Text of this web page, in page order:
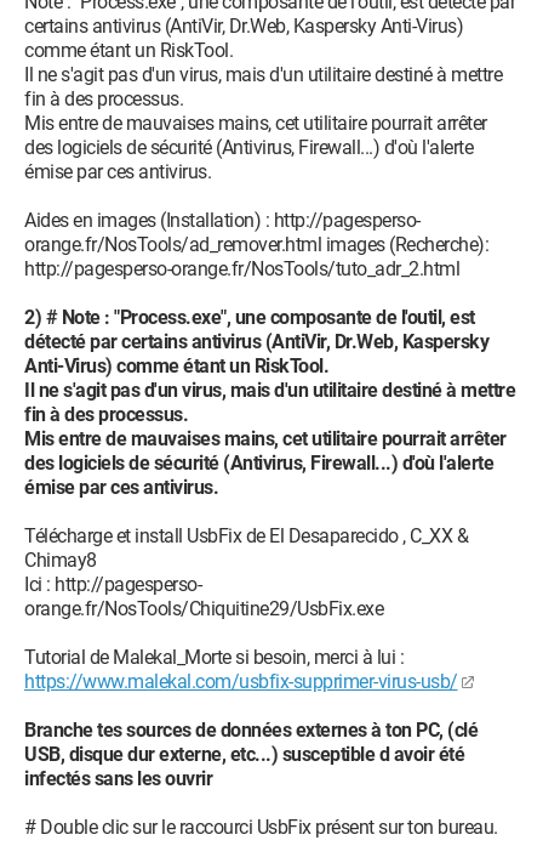
certains antivirus (AntiVir, Dr.Web, Kaspersky Anti-Virus)
comme étant un RiskTool.
Il ne s'agit pas d'un virus, mais d'un utilitaire destiné à mettre
fin à des processus.
Mis entre de mauvaises mains, cet utilitaire pourrait arrêter
des logiciels de sécurité (Antivirus, Firewall...) d'où l'alerte
émise par ces antivirus.
Aides en images (Installation) : http://pagesperso-
orange.fr/NosTools/ad_remover.html images (Recherche):
http://pagesperso-orange.fr/NosTools/tuto_adr_2.html
2) # Note : "Process.exe", une composante de l'outil, est
détecté par certains antivirus (AntiVir, Dr.Web, Kaspersky
Anti-Virus) comme étant un RiskTool.
Il ne s'agit pas d'un virus, mais d'un utilitaire destiné à mettre
fin à des processus.
Mis entre de mauvaises mains, cet utilitaire pourrait arrêter
des logiciels de sécurité (Antivirus, Firewall...) d'où l'alerte
émise par ces antivirus.
Télécharge et install UsbFix de El Desaparecido , C_XX &
Chimay8
Ici : http://pagesperso-
orange.fr/NosTools/Chiquitine29/UsbFix.exe
Tutorial de Malekal_Morte si besoin, merci à lui :
https://www.malekal.com/usbfix-supprimer-virus-usb/
Branche tes sources de données externes à ton PC, (clé
USB, disque dur externe, etc...) susceptible d avoir été
infectés sans les ouvrir
# Double clic sur le raccourci UsbFix présent sur ton bureau.